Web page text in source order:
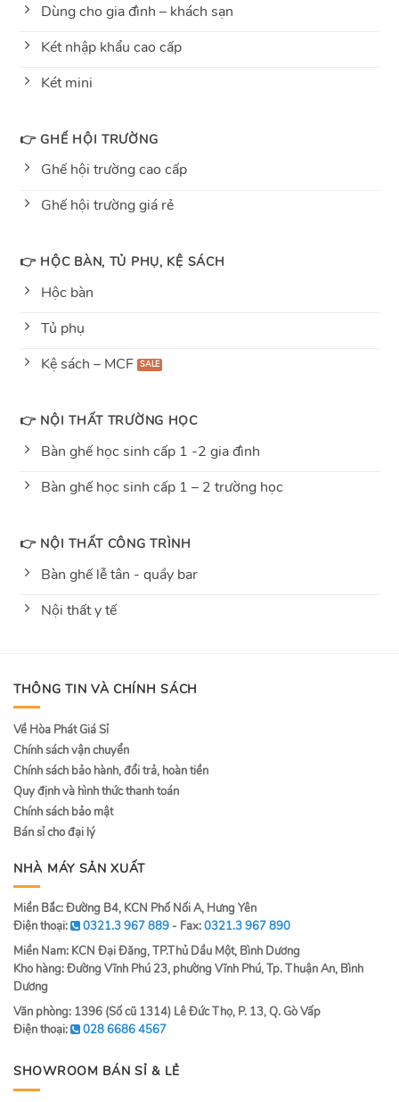
Dùng cho gia đình – khách sạn
Két nhập khẩu cao cấp
Két mini
👉 GHẾ HỘI TRƯỜNG
Ghế hội trường cao cấp
Ghế hội trường giá rẻ
👉 HỘC BÀN, TỦ PHỤ, KỆ SÁCH
Hộc bàn
Tủ phụ
Kệ sách – MCF
👉 NỘI THẤT TRƯỜNG HỌC
Bàn ghế học sinh cấp 1 -2 gia đình
Bàn ghế học sinh cấp 1 – 2 trường học
👉 NỘI THẤT CÔNG TRÌNH
Bàn ghế lễ tân - quầy bar
Nội thất y tế
THÔNG TIN VÀ CHÍNH SÁCH
Về Hòa Phát Giá Sỉ
Chính sách vận chuyển
Chính sách bảo hành, đổi trả, hoàn tiền
Quy định và hình thức thanh toán
Chính sách bảo mật
Bán sỉ cho đại lý
NHÀ MÁY SẢN XUẤT
Miền Bắc: Đường B4, KCN Phố Nối A, Hưng Yên
Điện thoại:
0321.3 967 889 - Fax:0321.3 967 890
Miền Nam: KCN Đại Đăng, TP.Thủ Dầu Một, Bình Dương
Kho hàng: Đường Vĩnh Phú 23, phường Vĩnh Phú, Tp. Thuận An, Bình
Dương
Văn phòng: 1396 (Số cũ 1314) Lê Đức Thọ, P. 13, Q. Gò Vấp
Điện thoại:
028 6686 4567
SHOWROOM BÁN SỈ & LẺ